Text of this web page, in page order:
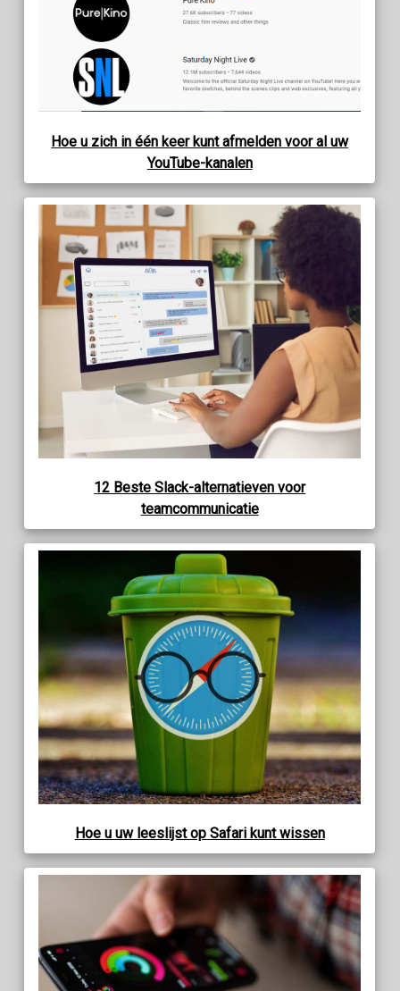
Hoe u zich in één keer kunt afmelden voor al uw
YouTube-kanalen
12 Beste Slack-alternatieven voor
teamcommunicatie
Hoe u uw leeslijst op Safari kunt wissen